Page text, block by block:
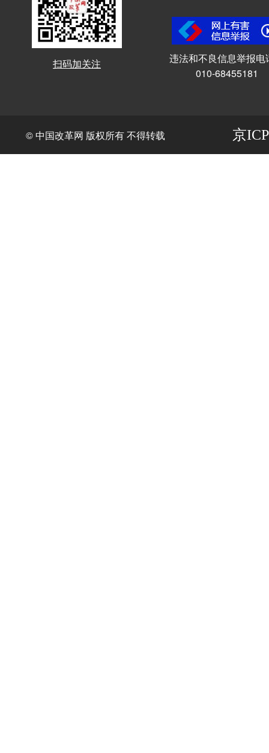
扫码加关注
违法和不良信息举报电
010-68455181
© 中国改革网 版权所有 不得转载 京